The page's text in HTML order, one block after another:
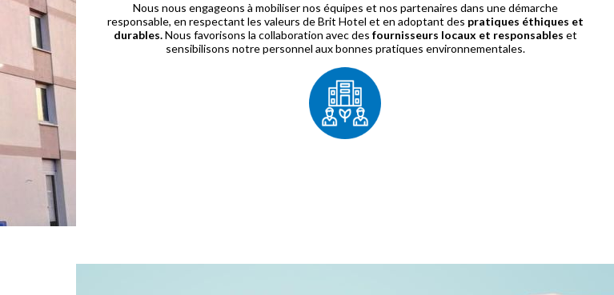
Nous nous engageons à mobiliser nos équipes et nos partenaires dans une démarche
responsable, en respectant les valeurs de Brit Hotel et en adoptant des pratiques éthiques et
durables.Nous favorisons la collaboration avec des fournisseurs locaux et responsables et
sensibilisons notre personnel aux bonnes pratiques environnementales.